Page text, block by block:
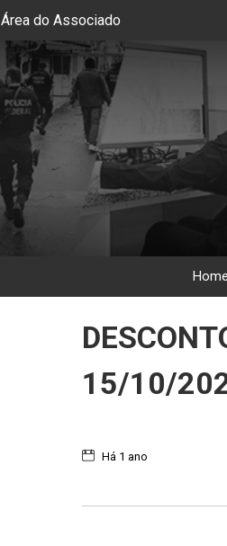
Área do Associado
Home
15/10/
Há 1 ano